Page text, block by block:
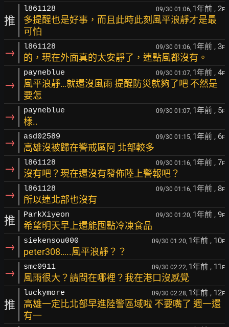
推
l861128 09/30 01:06, 1年前 , 2F
多提醒也是好事，而且此時此刻風平浪靜才是最
可怕
→ l861128 09/30 01:06, 1年前 , 3F
的，現在外面真的太安靜了，連點風都沒有。
→
payneblue 09/30 01:07, 1年前 , 4F
風平浪靜…就還沒風雨 提醒防災就夠了吧 不然是
要怎
→ payneblue 09/30 01:07, 1年前 , 5F
樣..
→ asd02589 09/30 01:15, 1年前 , 6F
高雄沒被歸在警戒區阿 北部較多
→ l861128 09/30 01:16, 1年前 , 7F
沒有吧？現在還沒有發佈陸上警報吧？
→ l861128 09/30 01:16, 1年前 , 8F
所以連北部也沒有
推 ParkXiyeon 09/30 01:20, 1年前 , 9F
希望明天早上還能囤點冷凍食品
→ siekensou000 09/30 01:20, 1年前 , 10F
peter308…..風平浪靜？？
→ smc0911 09/30 02:22, 1年前 , 11 F
風雨很大？請問在哪裡？我在港口沒感覺
推
luckymore 09/30 02:28, 1年前 , 12F
高雄一定比北部早進陸警區域啦 不要嘴了 週一還
有一